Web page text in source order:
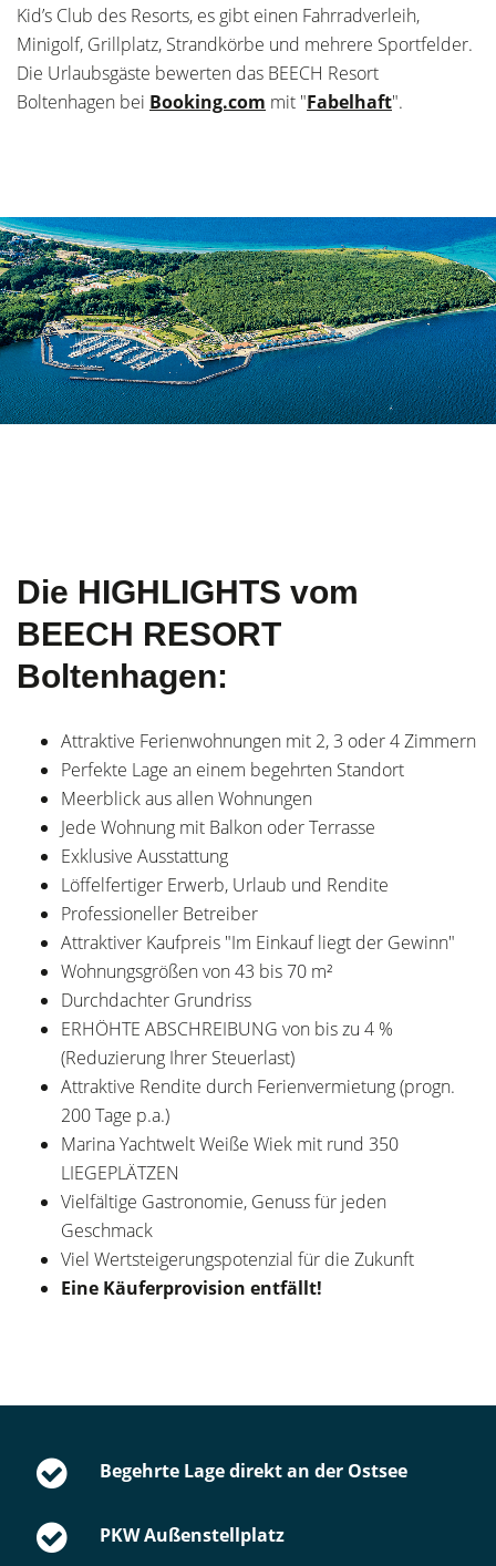
Kid’s Club des Resorts, es gibt einen Fahrradverleih,
Minigolf, Grillplatz, Strandkörbe und mehrere Sportfelder.
Die Urlaubsgäste bewerten das BEECH Resort
Boltenhagen bei Booking.com mit "Fabelhaft".
Die HIGHLIGHTS vom
BEECH RESORT
Boltenhagen:
Attraktive Ferienwohnungen mit 2, 3 oder 4 Zimmern
Perfekte Lage an einem begehrten Standort
Meerblick aus allen Wohnungen
Jede Wohnung mit Balkon oder Terrasse
Exklusive Ausstattung
Löffelfertiger Erwerb, Urlaub und Rendite
Professioneller Betreiber
Attraktiver Kaufpreis "Im Einkauf liegt der Gewinn"
Wohnungsgrößen von 43 bis 70 m²
Durchdachter Grundriss
ERHÖHTE ABSCHREIBUNG von bis zu 4 %
(Reduzierung Ihrer Steuerlast)
Attraktive Rendite durch Ferienvermietung (progn.
200 Tage p.a.)
Marina Yachtwelt Weiße Wiek mit rund 350
LIEGEPLÄTZEN
Vielfältige Gastronomie, Genuss für jeden
Geschmack
Viel Wertsteigerungspotenzial für die Zukunft
Eine Käuferprovision entfällt!
Begehrte Lage direkt an der Ostsee
PKW Außenstellplatz